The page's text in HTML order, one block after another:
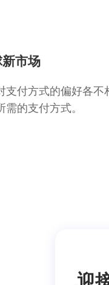
市场
支付方式的偏好各不
的支付方式。
迎